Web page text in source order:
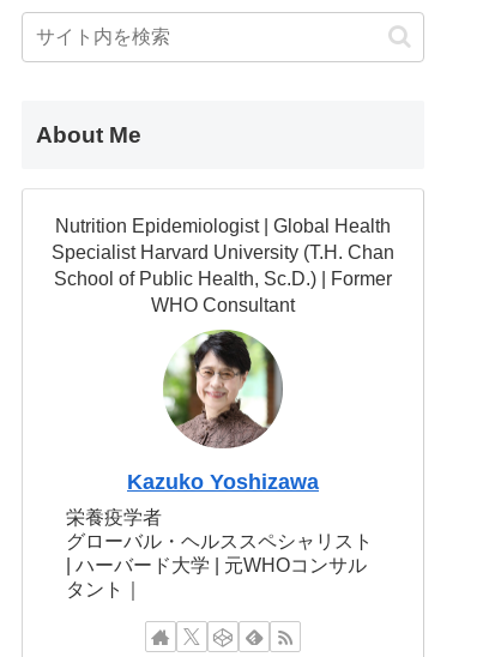
About Me
Nutrition Epidemiologist | Global Health
Specialist Harvard University (T.H. Chan
School of Public Health, Sc.D.) | Former
WHO Consultant
Kazuko Yoshizawa
栄養疫学者
グローバル・ヘルススペシャリスト
| ハーバード大学 | 元WHOコンサル
タント｜